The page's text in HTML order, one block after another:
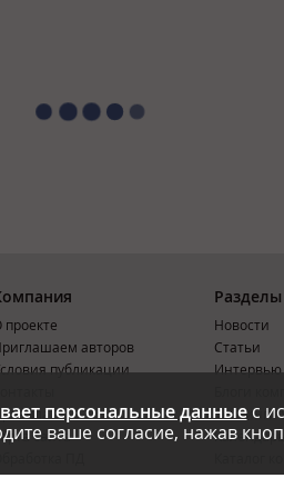
персональные данныес
ваше согласие, нажав
проекте
авторов
публикации
сайта
Разделы
Новости
Статьи
Интервью
Рейтинги
Календарь
Каталог